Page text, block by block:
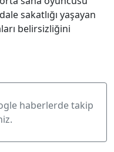
sakatlığı yaşayan
belirsizliğini
haberlerde takip